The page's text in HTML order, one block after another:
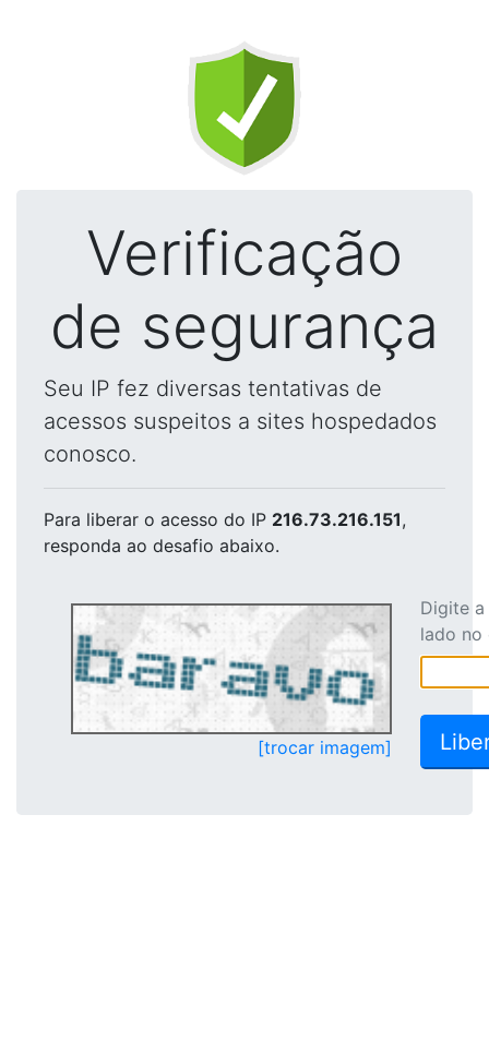
Verificação
de segurança
Seu IP fez diversas tentativas de
acessos suspeitos a sites hospedados
conosco.
Para liberar o acesso do IP 216.73.216.151,
responda ao desafio abaixo.
[trocar imagem]
Digite
lado no